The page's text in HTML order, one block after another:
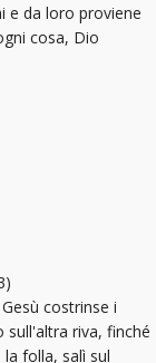
e da loro proviene
cosa, Dio
costrinse i
sull'altra riva, finché
folla, salì sul